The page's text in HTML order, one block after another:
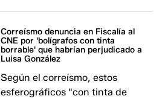
Correísmo denuncia en Fiscalía al
CNE por 'bolígrafos con tinta
borrable' que habrían perjudicado a
Luisa González
Según el correísmo, estos
esferográficos "con tinta de